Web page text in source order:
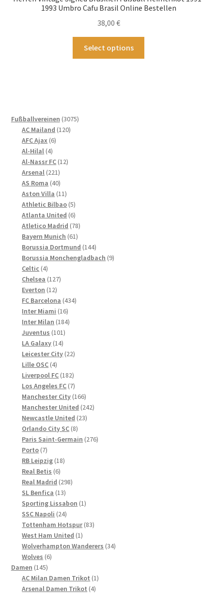
auf
gewählt
1993 Umbro Cafu Brasil Online Bestellen
38,00 €
Select options
Fußballvereinen 30753075
AC Mailand 120120
AFC Ajax 66
Al-Hilal 44
Produkte
Al-Nassr FC 1212
Arsenal 221221
Produkte
AS Roma 4040
Produkte
Aston Villa 1111
Produkte
Athletic Bilbao 55
Produkte
Atlanta United 66
Produkte
Atletico Madrid 7878
Bayern Munich 6161
Produkte
Borussia Dortmund 144144
Produkte
Borussia Monchengladbach 99
Celtic 44
Produkte
Chelsea 127127
Everton 1212
Produkte
FC Barcelona 434434
Inter Miami 1616
Produkte
Inter Milan 184184
Juventus 101101
LA Galaxy 1414
Produkte
Leicester City 2222
Lille OSC 44
Produkte
Liverpool FC 182182
Produkte
Los Angeles FC 77
Produkte
Manchester City 166166
Produkte
Manchester United 242242
Newcastle United 2323
Orlando City SC 88
Produkte
Paris Saint-Germain 276276
Porto 77
Produkte
RB Leipzig 1818
Real Betis 66
Produkte
Real Madrid 298298
SL Benfica 1313
Produkte
Sporting Lissabon 11
SSC Napoli 2424
Produkte
Tottenham Hotspur 8383
West Ham United 11
Produkt
Wolverhampton Wanderers 3434
Wolves 66
Damen 145145
Produkte
AC Milan Damen Trikot 11
Arsenal Damen Trikot 44